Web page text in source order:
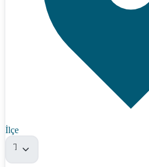
İlçe
Tümü